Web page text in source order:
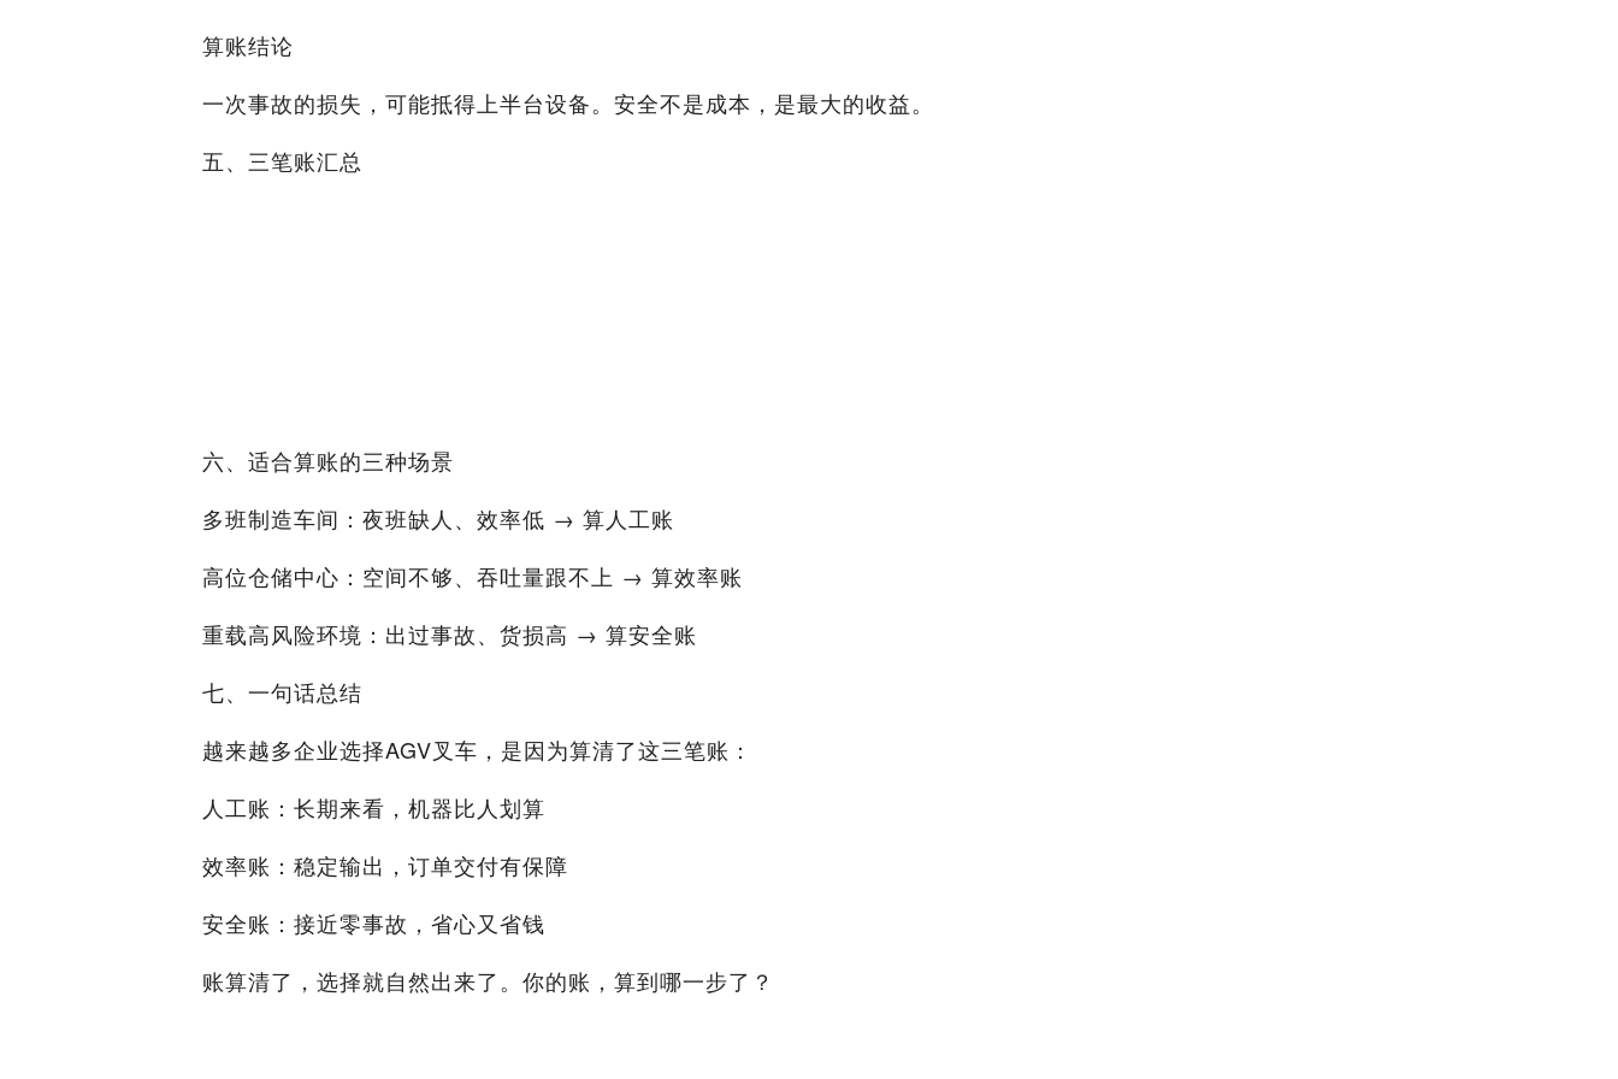
算账结论
一次事故的损失，可能抵得上半台设备。安全不是成本，是最大的收益。
五、三笔账汇总
成
支
，
年
上
涨
性
入
长
期
使
用
效
损
时
有
、
波
动
大
7×2
时
定
输
出
六、适合算账的三种场景
多班制造车间：夜班缺人、效率低 → 算人工账
高位仓储中心：空间不够、吞吐量跟不上 → 算效率账
重载高风险环境：出过事故、货损高 → 算安全账
七、一句话总结
越来越多企业选择AGV叉车，是因为算清了这三笔账：
人工账：长期来看，机器比人划算
效率账：稳定输出，订单交付有保障
安全账：接近零事故，省心又省钱
账算清了，选择就自然出来了。你的账，算到哪一步了？